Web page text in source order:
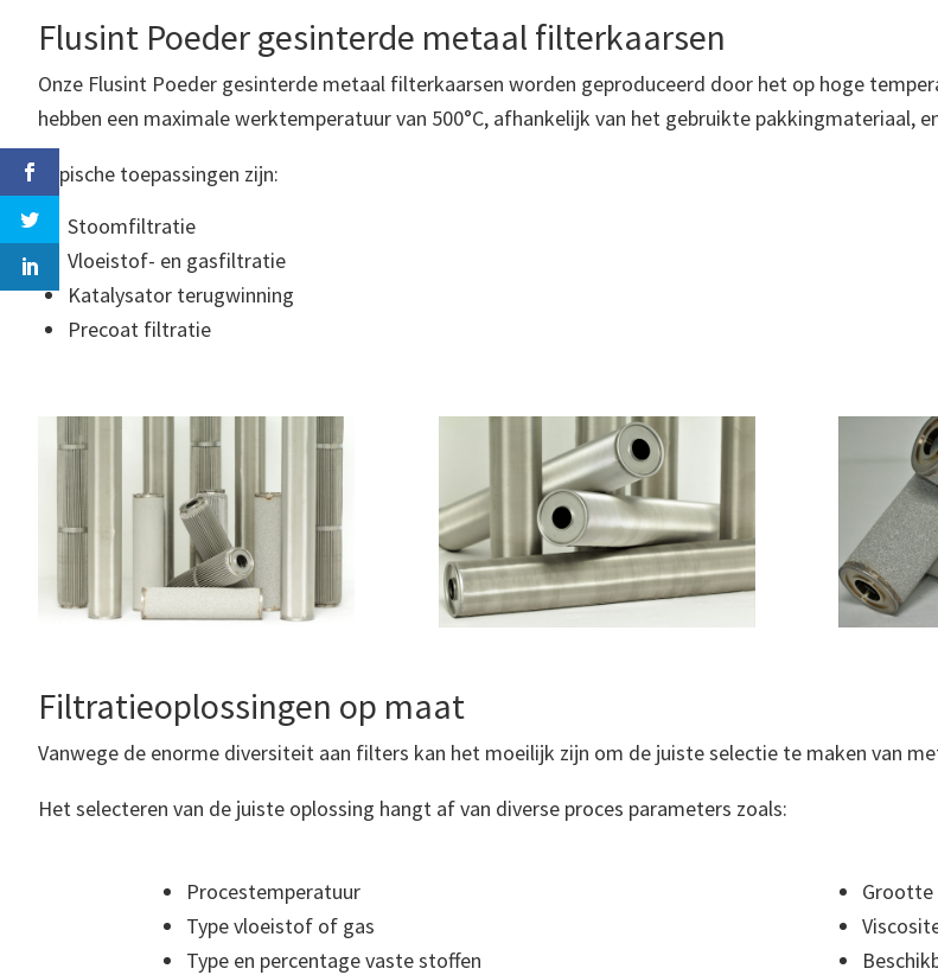
Flusint Poeder gesinterde metaal filterkaarsen
Onze Flusint Poeder gesinterde metaal filterkaarsen worden geproduceerd door het op hoge
hebben een maximale werktemperatuur van 500°C, afhankelijk van het gebruikte pakkingmateriaal,
Typische toepassingen zijn:
Stoomfiltratie
Vloeistof- en gasfiltratie
Katalysator terugwinning
Precoat filtratie
Filtratieoplossingen op maat
Vanwege de enorme diversiteit aan filters kan het moeilijk zijn om de juiste selectie te maken van
Het selecteren van de juiste oplossing hangt af van diverse proces parameters zoals:
Procestemperatuur
Type vloeistof of gas
Type en percentage vaste stoffen
Grootte